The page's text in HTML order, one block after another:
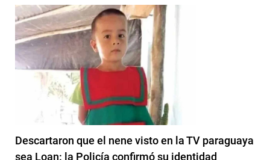
Descartaron que el nene visto en la TV paraguaya
sea Loan: la Policía confirmó su identidad